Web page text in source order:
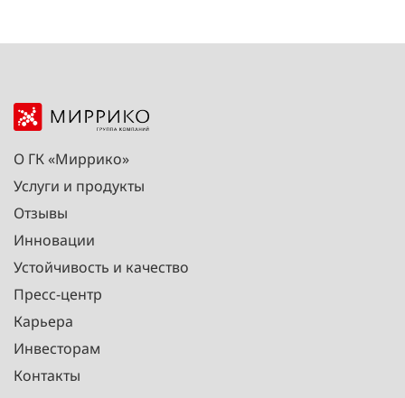
О ГК «Миррико»
Услуги и продукты
Отзывы
Инновации
Устойчивость и качество
Пресс-центр
Карьера
Инвесторам
Контакты